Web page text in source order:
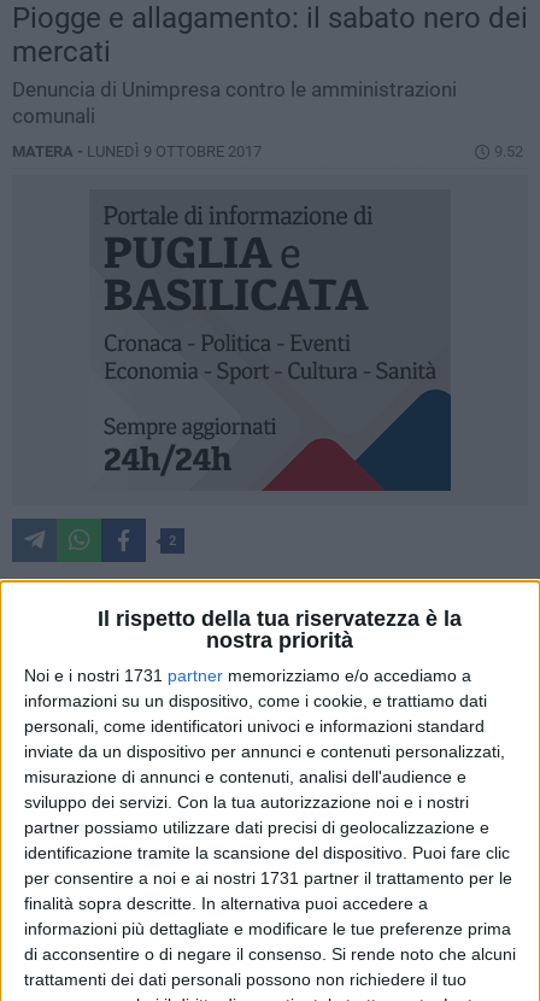
Il rispetto della tua riservatezza è la
nostra priorità
Noi e i nostri 1731 partner memorizziamo e/o accediamo a
informazioni su un dispositivo, come i cookie, e trattiamo dati
personali, come identificatori univoci e informazioni standard
inviate da un dispositivo per annunci e contenuti personalizzati,
misurazione di annunci e contenuti, analisi dell'audience e
sviluppo dei servizi. Con la tua autorizzazione noi e i nostri
partner possiamo utilizzare dati precisi di geolocalizzazione e
identificazione tramite la scansione del dispositivo. Puoi fare clic
per consentire a noi e ai nostri 1731 partner il trattamento per le
finalità sopra descritte. In alternativa puoi accedere a
informazioni più dettagliate e modificare le tue preferenze prima
di acconsentire o di negare il consenso. Si rende noto che alcuni
trattamenti dei dati personali possono non richiedere il tuo
Piogge e allagamento: il sabato nero dei
mercati
Denuncia di Unimpresa contro le amministrazioni
comunali
MATERA - LUNEDÌ 9 OTTOBRE 2017 9.52
2
Un sabato nero per gli ambulanti concessionari di posteggi
nei mercati.
Un sabato segnato dalle copiose piogge e dai gravissimi
disservizi che hanno messo in luce per l'ennesima volta
l'inadeguatezza dell'area mercatale del sabato.
La denuncia arriva dagli ambulanti di Unimpresa Bat di
ritorno dal mercato di Altamura e di Matera segnati dal
maltempo e dagli allagamenti della sede stradale.
"Da Barletta ad Altamura passando per Ruvo di Puglia, fino
ad arrivare a Matera dove l'area di Via Granulari, in estrema
periferia nella Zona PAIP 2 dove lo scorso anno è stato
trasferito il mercato e dove a detta dell'associazione "la
vecchia amministrazione comunale decise di far morire
quello che era il miglior mercato del meridione d'Italia".